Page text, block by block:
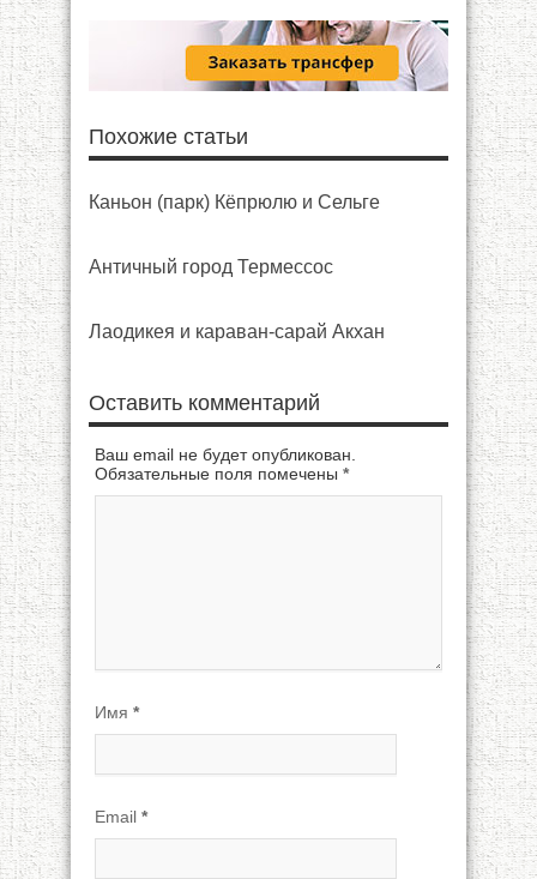
Похожие статьи
Каньон (парк) Кёпрюлю и Сельге
Античный город Термессос
Лаодикея и караван-сарай Акхан
Оставить комментарий
Ваш email не будет опубликован.
Обязательные поля помечены *
Имя *
Email *